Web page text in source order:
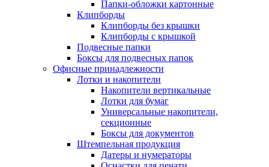
Папки-обложки картонные
Клипборды
Клипборды без крышки
Клипборды с крышкой
Подвесные папки
Боксы для подвесных папок
Офисные принадлежности
Лотки и накопители
Накопители вертикальные
Лотки для бумаг
Универсальные накопители,
секционные
Боксы для документов
Штемпельная продукция
Датеры и нумераторы